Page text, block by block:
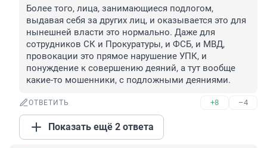
Более того, лица, занимающиеся подлогом,
выдавая себя за других лиц, и оказывается это для
нынешней власти это нормально. Даже для
сотрудников СК и Прокуратуры, и ФСБ, и МВД,
провокации это прямое нарушение УПК, и
понуждение к совершению деяний, а тут вообще
какие-то мошенники, с подложными деяниями.
ОТВЕТИТЬ +8 –4
Показать ещё 2 ответа